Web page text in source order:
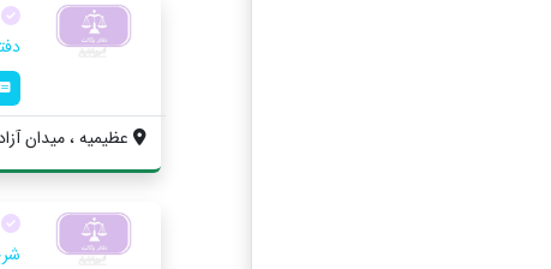
عظیمیه ، ميدان